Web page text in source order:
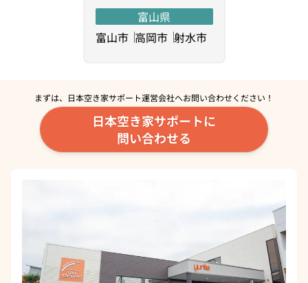
富山県
富山市 高岡市 射水市
まずは、日本空き家サポート運営会社へお問い合わせください！
日本空き家サポートに
問い合わせる